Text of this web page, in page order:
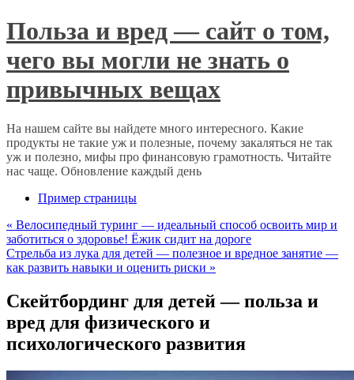
Польза и вред — сайт о том,
чего вы могли не знать о
привычных вещах
На нашем сайте вы найдете много интересного. Какие
продукты не такие уж и полезные, почему закаляться не так
уж и полезно, мифы про финансовую грамотность. Читайте
нас чаще. Обновление каждый день
Пример страницы
« Велосипедный туринг — идеальный способ освоить мир и
заботиться о здоровье! Ёжик сидит на дороге
Стрельба из лука для детей — полезное и вредное занятие —
как развить навыки и оценить риски »
Скейтбординг для детей — польза и
вред для физического и
психологического развития